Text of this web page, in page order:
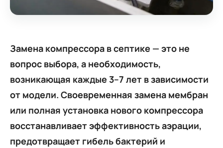
Замена компрессора в септике — это не
вопрос выбора, а необходимость,
возникающая каждые 3–7 лет в зависимости
от модели. Своевременная замена мембран
или полная установка нового компрессора
восстанавливает эффективность аэрации,
предотвращает гибель бактерий и